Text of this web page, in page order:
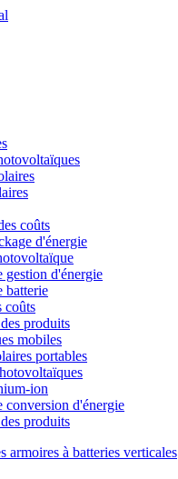
coûts
d'énergie
gestion d'énergie
batterie
coûts
produits
mobiles
portables
ion
conversion d'énergie
produits
armoires à batteries verticales